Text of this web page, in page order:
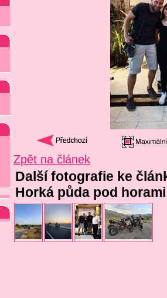
Zpět na článek
Další fotografie ke
Horká půda pod